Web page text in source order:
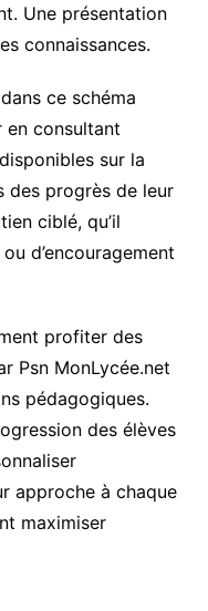
Une présentation
connaissances.
ce schéma
en consultant
sur la
des progrès de leur
ciblé, qu’il
d’encouragement
profiter des
Psn MonLycée.net
pédagogiques.
des élèves
approche à chaque
maximiser